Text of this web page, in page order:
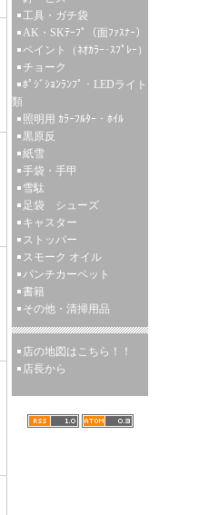
工具・ガチ袋
AK・SKﾃｰﾌﾟ（面ﾌｧｽﾅｰ）
ペイント（ﾈｵｶﾗｰ･ｽﾌﾟﾚｰ）
チョーク
ﾎﾟｼﾞｼｮﾝﾗﾝﾌﾟ・LEDライト
類
照明用 ｶﾗｰﾌﾙﾀｰ・ﾎｲﾙ
黒原反
紙雪
手袋・手甲
雪駄
足袋 シューズ
キャスター
ストッパー
スモーク オイル
パンチカーペット
書籍
その他・清掃用品
店の地図はこちら！！
店長から